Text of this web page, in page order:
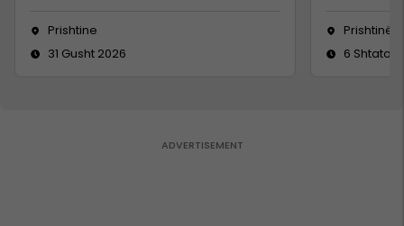
Prishtine
31 Gusht 2026
Prishtinë
6 Shtator